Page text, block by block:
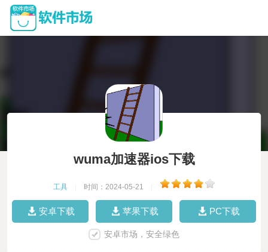
wuma加速器ios下载
工具 时间：2024-05-21
安卓下载 苹果下载 PC下载
安卓市场，安全绿色